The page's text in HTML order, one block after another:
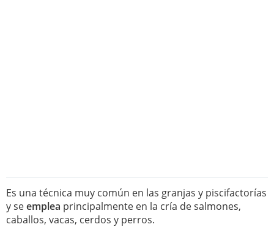
Es una técnica muy común en las granjas y piscifactorías
y seemplea principalmente en la cría de salmones,
caballos, vacas, cerdos y perros.